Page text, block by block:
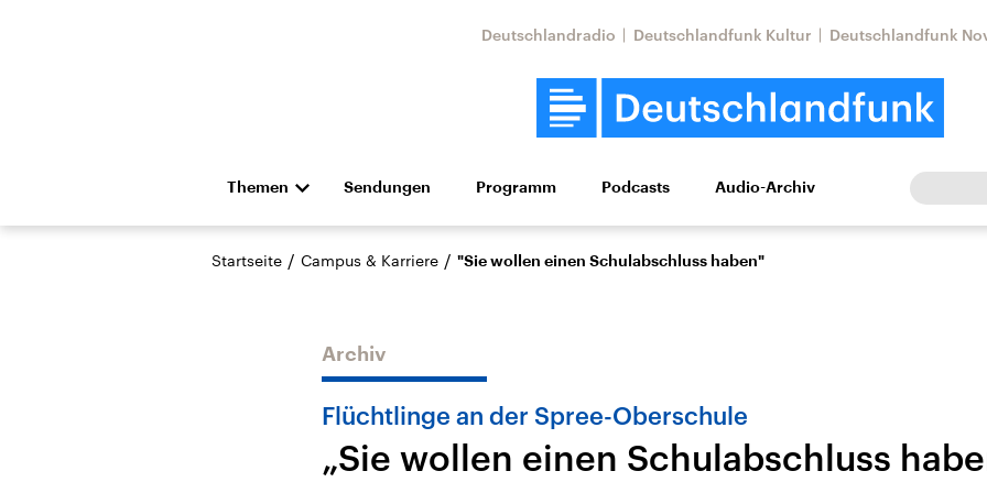
Deutschlandradio Deutschlandfunk Kultur Deutschlandfunk
Themen
Die Nachrichten Politik Wirtschaft Wissen Kultur Europa
Hörspiel und Feature Musik
Landtagswahl Sachsen-
Anhalt 2026
USA
Nahostkonflikt
Iran
Sendungen Programm Podcasts Audio-Archiv
Startseite / Campus & Karriere / "Sie wollen einen Schulabschluss haben"
Archiv
Flüchtlinge an der Spree-Oberschule
„Sie wollen einen Schulabschluss